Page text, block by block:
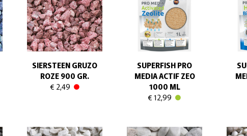
SIERSTEEN GRUZO
ROZE 900 GR.
€ 2,49
SUPERFISH PRO
MEDIA ACTIF ZEO
1000 ML
€ 12,99